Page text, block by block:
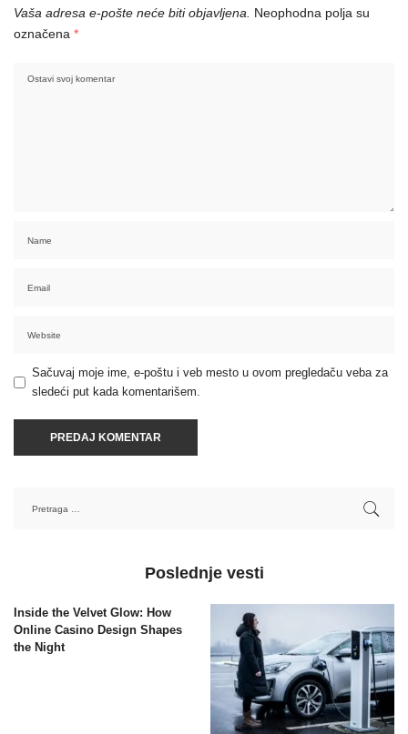
Vaša adresa e-pošte neće biti objavljena. Neophodna polja su
označena *
Sačuvaj moje ime, e-poštu i veb mesto u ovom pregledaču veba za
sledeći put kada komentarišem.
Poslednje vesti
Inside the Velvet Glow: How
Online Casino Design Shapes
the Night